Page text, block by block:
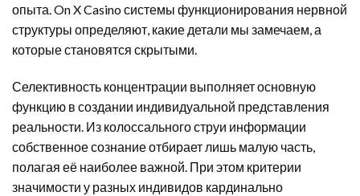
опыта. On X Casino системы функционирования нервной
структуры определяют, какие детали мы замечаем, а
которые становятся скрытыми.
Селективность концентрации выполняет основную
функцию в создании индивидуальной представления
реальности. Из колоссального струи информации
собственное сознание отбирает лишь малую часть,
полагая её наиболее важной. При этом критерии
значимости у разных индивидов кардинально